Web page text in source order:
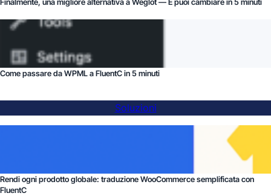
Come passare da WPML a FluentC in 5 minuti
Soluzioni
Rendi ogni prodotto globale: traduzione WooCommerce semplificata con
FluentC